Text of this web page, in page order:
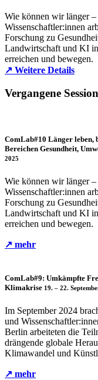
Wie können wir länger –
Wissenschaftler:innen
Forschung zu
Landwirtschaft und KI in
erreichen und bewegen.
↗ Weitere Details
Vergangene
ComLab#10 Länger leben,
Bereichen Gesundheit,
2025
Wie können wir länger –
Wissenschaftler:innen
Forschung zu
Landwirtschaft und KI in
erreichen und bewegen.
↗ mehr
ComLab#9: Umkämpfte
Klimakrise 19. – 22.
Im September 2024
und
Berlin arbeiteten die
drängende globale
Klimawandel und
↗ mehr